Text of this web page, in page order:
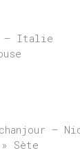
– Italie
–
Sète